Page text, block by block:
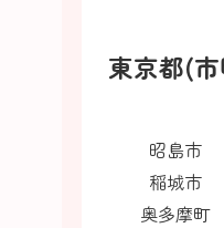
東京都(
昭島市
稲城市
奥多摩町